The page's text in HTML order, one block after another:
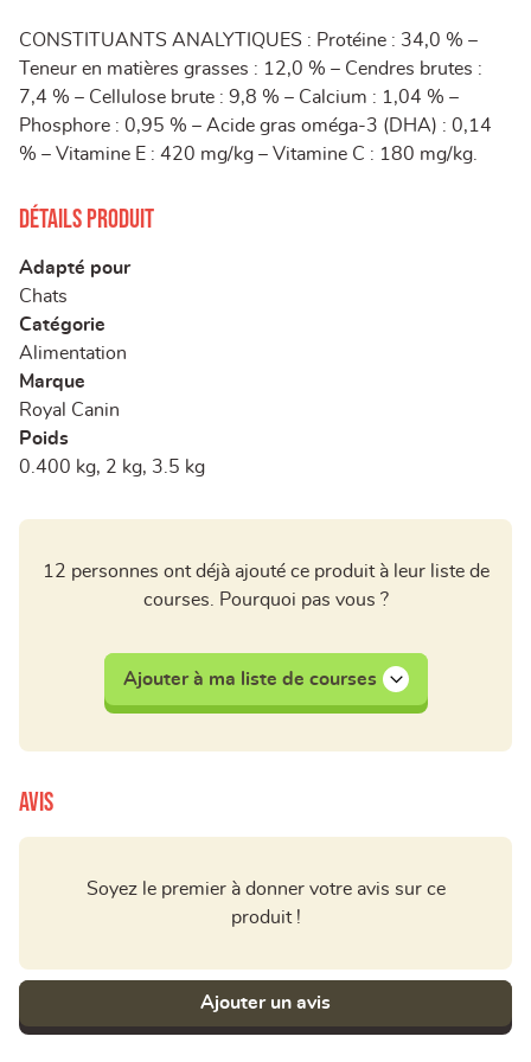
CONSTITUANTS ANALYTIQUES : Protéine : 34,0 % –
Teneur en matières grasses : 12,0 % – Cendres brutes :
7,4 % – Cellulose brute : 9,8 % – Calcium : 1,04 % –
Phosphore : 0,95 % – Acide gras oméga-3 (DHA) : 0,14
% – Vitamine E : 420 mg/kg – Vitamine C : 180 mg/kg.
Détails produit
Adapté pour
Chats
Catégorie
Alimentation
Marque
Royal Canin
Poids
0.400 kg, 2 kg, 3.5 kg
12 personnes ont déjà ajouté ce produit à leur liste de
courses. Pourquoi pas vous ?
Ajouter à ma liste de courses
Avis
Soyez le premier à donner votre avis sur ce
produit !
Ajouter un avis